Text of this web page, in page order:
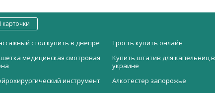
стол купить в днепре
медицинская смотровая
инструмент
Трость купить онлайн
Купить штатив для капельниц в
украине
Алкотестер запорожье